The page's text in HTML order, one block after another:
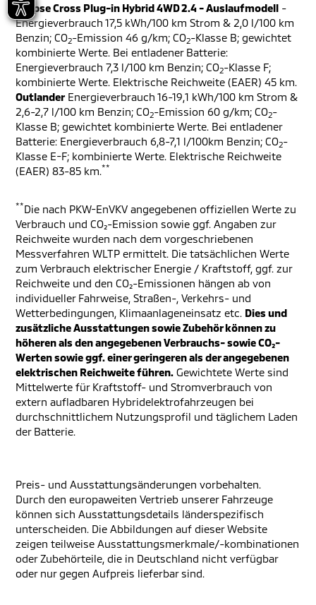
Eclipse Cross Plug-in Hybrid 4WD 2.4 - Auslaufmodell -
Energieverbrauch 17,5 kWh/100 km Strom & 2,0 l/100 km
Benzin; CO2-Emission 46 g/km; CO2-Klasse B; gewichtet
kombinierte Werte. Bei entladener Batterie:
Energieverbrauch 7,3 l/100 km Benzin; CO2-Klasse F;
kombinierte Werte. Elektrische Reichweite (EAER) 45 km.
Outlander Energieverbrauch 16-19,1 kWh/100 km Strom &
2,6-2,7 l/100 km Benzin; CO2-Emission 60 g/km; CO2-
Klasse B; gewichtet kombinierte Werte. Bei entladener
Batterie: Energieverbrauch 6,8-7,1 l/100km Benzin; CO2-
Klasse E-F; kombinierte Werte. Elektrische Reichweite
(EAER) 83-85 km.**
**Die nach PKW-EnVKV angegebenen offiziellen Werte zu
Verbrauch und CO₂-Emission sowie ggf. Angaben zur
Reichweite wurden nach dem vorgeschriebenen
Messverfahren WLTP ermittelt. Die tatsächlichen Werte
zum Verbrauch elektrischer Energie / Kraftstoff, ggf. zur
Reichweite und den CO₂-Emissionen hängen ab von
individueller Fahrweise, Straßen-, Verkehrs- und
Wetterbedingungen, Klimaanlageneinsatz etc. Dies und
zusätzliche Ausstattungen sowie Zubehör können zu
höheren als den angegebenen Verbrauchs- sowie CO₂-
Werten sowie ggf. einer geringeren als der angegebenen
elektrischen Reichweite führen. Gewichtete Werte sind
Mittelwerte für Kraftstoff- und Stromverbrauch von
extern aufladbaren Hybridelektrofahrzeugen bei
durchschnittlichem Nutzungsprofil und täglichem Laden
der Batterie.
Preis- und Ausstattungsänderungen vorbehalten.
Durch den europaweiten Vertrieb unserer Fahrzeuge
können sich Ausstattungsdetails länderspezifisch
unterscheiden. Die Abbildungen auf dieser Website
zeigen teilweise Ausstattungsmerkmale/-kombinationen
oder Zubehörteile, die in Deutschland nicht verfügbar
oder nur gegen Aufpreis lieferbar sind.